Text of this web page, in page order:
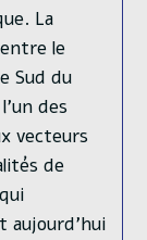
La
le
Sud du
des
vecteurs
de